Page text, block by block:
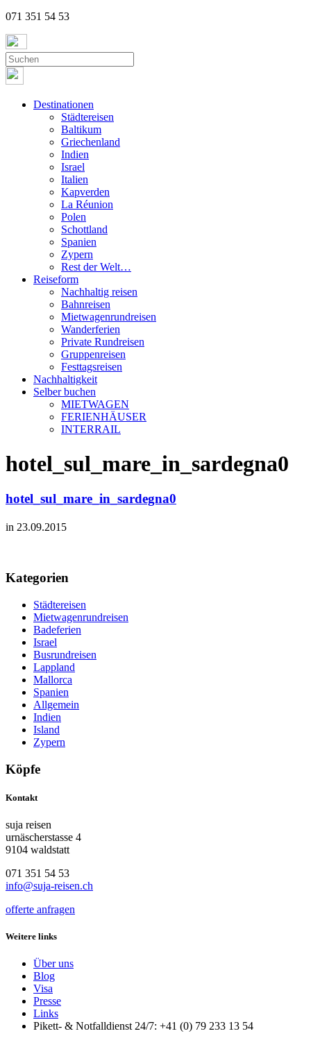
071 351 54 53
Destinationen
Städtereisen
Baltikum
Griechenland
Indien
Israel
Italien
Kapverden
La Réunion
Polen
Schottland
Spanien
Zypern
Rest der Welt…
Reiseform
Nachhaltig reisen
Bahnreisen
Mietwagenrundreisen
Wanderferien
Private Rundreisen
Gruppenreisen
Festtagsreisen
Nachhaltigkeit
Selber buchen
MIETWAGEN
FERIENHÄUSER
INTERRAIL
hotel_sul_mare_in_sardegna0
hotel_sul_mare_in_sardegna0
in 23.09.2015
Kategorien
Städtereisen
Mietwagenrundreisen
Badeferien
Israel
Busrundreisen
Lappland
Mallorca
Spanien
Allgemein
Indien
Island
Zypern
Köpfe
Kontakt
suja reisen
urnäscherstasse 4
9104 waldstatt
071 351 54 53
info@suja-reisen.ch
offerte anfragen
Weitere links
Über uns
Blog
Visa
Presse
Links
Pikett- & Notfalldienst 24/7: +41 (0) 79 233 13 54